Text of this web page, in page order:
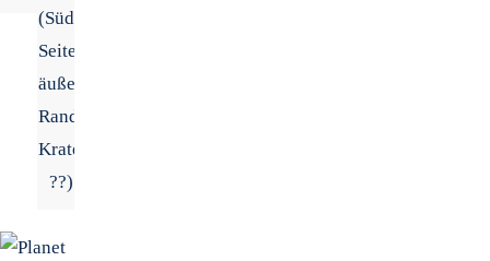
(Südwest-
Seite,
äußerer
Randbereich/
Kraternamen
??)